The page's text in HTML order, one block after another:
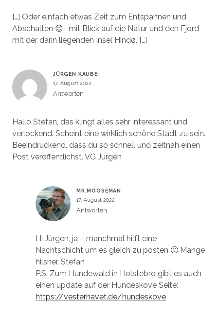
[…] Oder einfach etwas Zeit zum Entspannen und
Abschalten 😉- mit Blick auf die Natur und den Fjord
mit der darin liegenden Insel Hindø. […]
JÜRGEN KAUBE
17. August 2022
Antworten
Hallo Stefan, das klingt alles sehr interessant und
verlockend. Scheint eine wirklich schöne Stadt zu sein.
Beeindruckend, dass du so schnell und zeitnah einen
Post veröffentlichst. VG Jürgen
MR.MOOSEMAN
17. August 2022
Antworten
Hi Jürgen, ja – manchmal hilft eine
Nachtschicht um es gleich zu posten 🙂 Mange
hilsner, Stefan
P.S: Zum Hundewald in Holstebro gibt es auch
einen update auf der Hundeskove Seite:
https://vesterhavet.de/hundeskove